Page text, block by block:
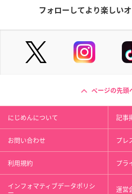
フォローしてより楽しい
ページの先頭
にじめんについて 記事
お問い合わせ プレ
利用規約 プラ
インフォマティブデータポリシ 運営